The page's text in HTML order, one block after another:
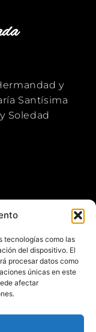
tecnologías como las
del dispositivo. El
procesar datos como
únicas en este
afectar
y
Santísima
Soledad